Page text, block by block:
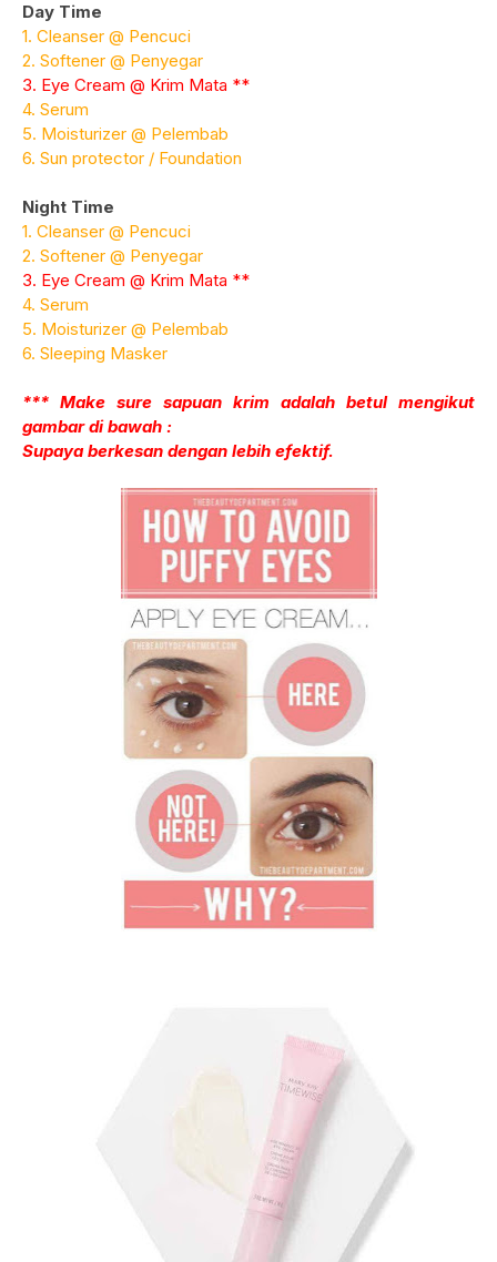
Day Time
1. Cleanser @ Pencuci
2. Softener @ Penyegar
3. Eye Cream @ Krim Mata **
4. Serum
5. Moisturizer @ Pelembab
6. Sun protector / Foundation
Night Time
1. Cleanser @ Pencuci
2. Softener @ Penyegar
3. Eye Cream @ Krim Mata **
4. Serum
5. Moisturizer @ Pelembab
6. Sleeping Masker
*** Make sure sapuan krim adalah betul mengikut
gambar di bawah :
Supaya berkesan dengan lebih efektif.